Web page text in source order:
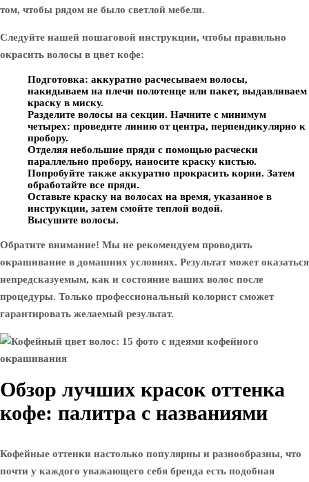
том, чтобы рядом не было светлой мебели.
Следуйте нашей пошаговой инструкции, чтобы правильно
окрасить волосы в цвет кофе:
Подготовка: аккуратно расчесываем волосы,
накидываем на плечи полотенце или пакет, выдавливаем
краску в миску.
Разделите волосы на секции. Начните с минимум
четырех: проведите линию от центра, перпендикулярно к
пробору.
Отделяя небольшие пряди с помощью расчески
параллельно пробору, наносите краску кистью.
Попробуйте также аккуратно прокрасить корни. Затем
обработайте все пряди.
Оставьте краску на волосах на время, указанное в
инструкции, затем смойте теплой водой.
Высушите волосы.
Обратите внимание! Мы не рекомендуем проводить
окрашивание в домашних условиях. Результат может оказаться
непредсказуемым, как и состояние ваших волос после
процедуры. Только профессиональный колорист сможет
гарантировать желаемый результат.
Обзор лучших красок оттенка
кофе: палитра с названиями
Кофейные оттенки настолько популярны и разнообразны, что
почти у каждого уважающего себя бренда есть подобная